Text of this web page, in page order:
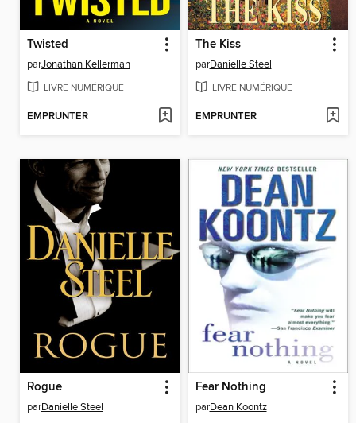
Twisted
parJonathan Kellerman
LIVRE NUMÉRIQUE
EMPRUNTER
The Kiss
parDanielle Steel
LIVRE NUMÉRIQUE
EMPRUNTER
Rogue
parDanielle Steel
Fear Nothing
parDean Koontz